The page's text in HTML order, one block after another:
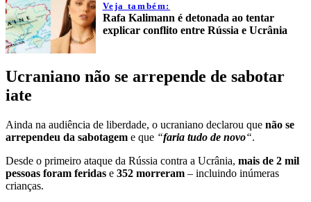
Veja também:
Rafa Kalimann é detonada ao tentar
explicar conflito entre Rússia e Ucrânia
Ucraniano não se arrepende de sabotar
iate
Ainda na audiência de liberdade, o ucraniano declarou que não se
arrependeu da sabotagem e que “faria tudo de novo“.
Desde o primeiro ataque da Rússia contra a Ucrânia, mais de 2 mil
pessoas foram feridas e 352 morreram – incluindo inúmeras
crianças.